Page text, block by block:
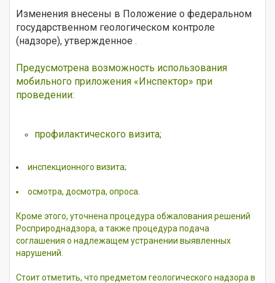
Изменения внесены в Положение о федеральном
государственном геологическом контроле
(надзоре), утвержденное .
Предусмотрена возможность использования
мобильного приложения «Инспектор» при
проведении:
профилактического визита;
инспекционного визита;
осмотра, досмотра, опроса.
Кроме этого, уточнена процедура обжалования решений
Росприроднадзора, а также процедура подача
соглашения о надлежащем устранении выявленных
нарушений.
Стоит отметить, что предметом геологического надзора в